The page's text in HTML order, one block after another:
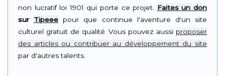
non lucratif loi 1901 qui porte ce projet. Faites un don
sur Tipeee pour que continue l'aventure d'un site
culturel gratuit de qualité. Vous pouvez aussi proposer
des articles ou contribuer au développement du site
par d'autres talents.